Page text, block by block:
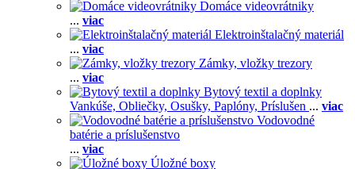
Domáce videovrátniky
... viac
Elektroinštalačný materiál
... viac
Zámky, vložky trezory
... viac
Bytový textil a doplnky
Vankúše, Obliečky, Osušky, Paplóny, Príslušen ... viac
Vodovodné
batérie a príslušenstvo
... viac
Úložné boxy